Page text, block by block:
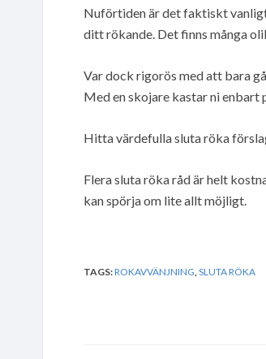
Nuförtiden är det faktiskt
ditt rökande. Det finns många
Var dock rigorös med att bara
Med en skojare kastar ni enbart
Hitta värdefulla sluta röka
Flera sluta röka råd är helt
kan spörja om lite allt möjligt.
TAGS:ROKAVVÄNJNING SLUTA RÖKA